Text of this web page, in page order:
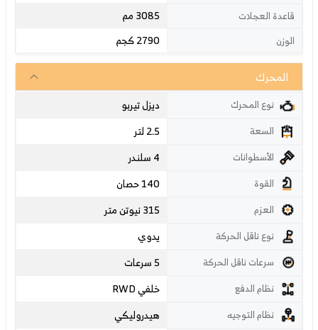
قاعدة العجلات 3085 مم
الوزن 2790 كجم
المحرك
نوع المحرك ديزل تيربو
السعة 2.5 لتر
الأسطوانات 4 سلندر
القوة 140 حصان
العزم 315 نيوتن متر
نوع ناقل الحركة يدوي
سرعات ناقل الحركة 5 سرعات
نظام الدفع خلفي RWD
نظام التوجيه هيدروليكي